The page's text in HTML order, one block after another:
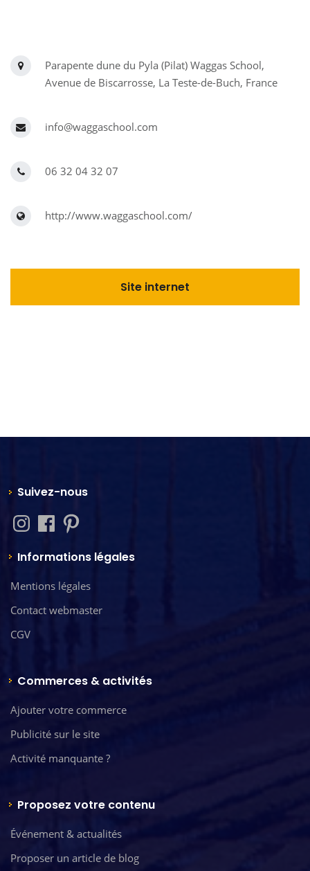
Parapente dune du Pyla (Pilat) Waggas School,
Avenue de Biscarrosse, La Teste-de-Buch, France
info@waggaschool.com
06 32 04 32 07
http://www.waggaschool.com/
Site internet
Suivez-nous
Informations légales
Mentions légales
Contact webmaster
CGV
Commerces & activités
Ajouter votre commerce
Publicité sur le site
Activité manquante ?
Proposez votre contenu
Événement & actualités
Proposer un article de blog